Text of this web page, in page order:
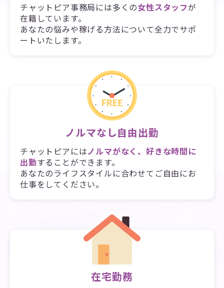
チャットピア事務局には多くの女性スタッフが
在籍しています。
あなたの悩みや稼げる方法について全力でサポ
ートいたします。
ノルマなし自由出勤
チャットピアにはノルマがなく、好きな時間に
出勤することができます。
あなたのライフスタイルに合わせてご自由にお
仕事をしてください。
在宅勤務